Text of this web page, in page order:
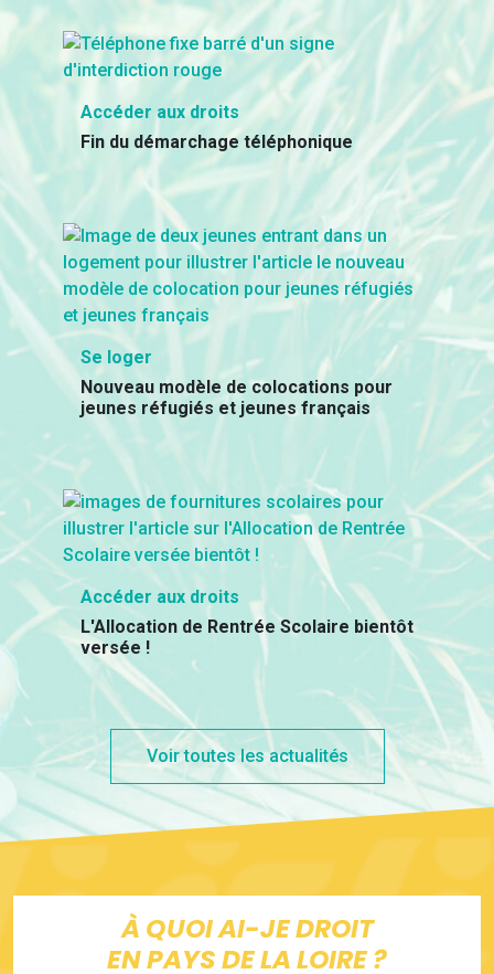
Accéder aux droits
Fin du démarchage téléphonique
Se loger
Nouveau modèle de colocations pour
jeunes réfugiés et jeunes français
Accéder aux droits
L'Allocation de Rentrée Scolaire bientôt
versée !
Voir toutes les actualités
À QUOI AI-JE DROIT
EN PAYS DE LA LOIRE ?